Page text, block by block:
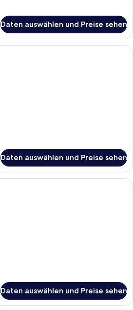
Daten auswählen und Preise sehen
Ein Schlafzimmer mit großem
Daten auswählen und Preise sehen
Ein Hotelzimmer mit einem großen
Daten auswählen und Preise sehen